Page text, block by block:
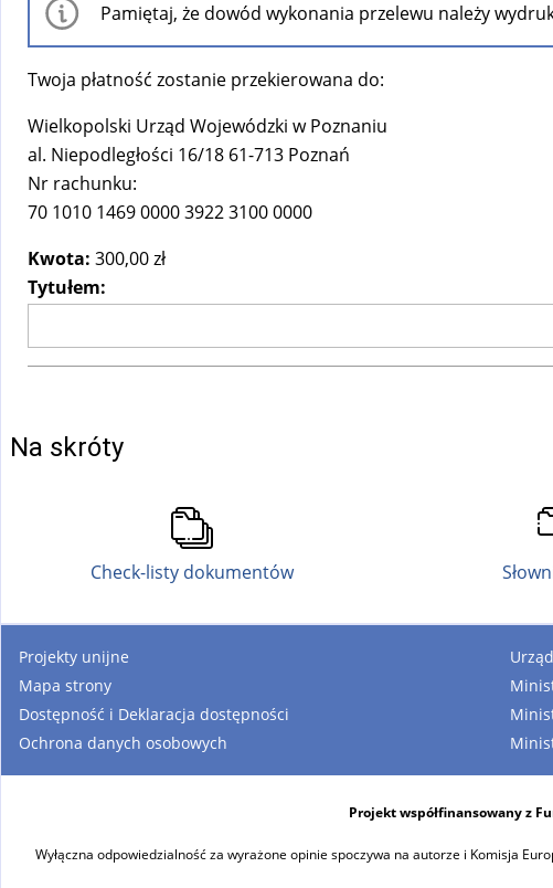
Pamiętaj, że dowód wykonania przelewu należy
Twoja płatność zostanie przekierowana do:
Wielkopolski Urząd Wojewódzki w Poznaniu
al. Niepodległości 16/18 61-713 Poznań
Nr rachunku:
70 1010 1469 0000 3922 3100 0000
Kwota: 300,00 zł
Tytułem:
Na skróty
Check-listy dokumentów
Projekty unijne
Mapa strony
Dostępność i Deklaracja dostępności
Ochrona danych osobowych
Projekt współfinansowany z
Wyłączna odpowiedzialność za wyrażone opinie spoczywa na autorze i Komisja